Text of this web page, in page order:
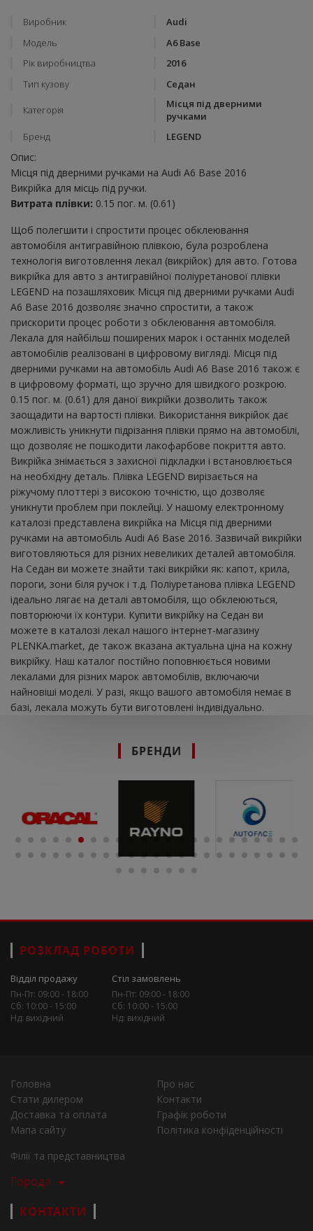
Виробник
Audi
Модель
A6 Base
Рік виробництва
2016
Тип кузову
Седан
Категорія
Місця під дверними
ручками
Бренд
LEGEND
Опис:
Місця під дверними ручками на Audi A6 Base 2016
Викрійка для місць під ручки.
Витрата плівки: 0.15 пог. м. (0.61)
Щоб полегшити і спростити процес обклеювання
автомобіля антигравійною плівкою, була розроблена
технологія виготовлення лекал (викрійок) для авто. Готова
викрійка для авто з антигравійної поліуретанової плівки
LEGEND на позашляховик Місця під дверними ручками Audi
A6 Base 2016 дозволяє значно спростити, а також
прискорити процес роботи з обклеювання автомобіля.
Лекала для найбільш поширених марок і останніх моделей
автомобілів реалізовані в цифровому вигляді. Місця під
дверними ручками на автомобіль Audi A6 Base 2016 також є
в цифровому форматі, що зручно для швидкого розкрою.
0.15 пог. м. (0.61) для даної викрійки дозволить також
заощадити на вартості плівки. Використання викрійок дає
можливість уникнути підрізання плівки прямо на автомобілі,
що дозволяє не пошкодити лакофарбове покриття авто.
Викрійка знімається з захисної підкладки і встановлюється
на необхідну деталь. Плівка LEGEND вирізається на
ріжучому плоттері з високою точністю, що дозволяє
уникнути проблем при поклейці. У нашому електронному
каталозі представлена ​​викрійка на Місця під дверними
ручками на автомобіль Audi A6 Base 2016. Зазвичай викрійки
виготовляються для різних невеликих деталей автомобіля.
На Седан ви можете знайти такі викрійки як: капот, крила,
пороги, зони біля ручок і т.д. Поліуретанова плівка LEGEND
ідеально лягає на деталі автомобіля, що обклеюються,
повторюючи їх контури. Купити викрійку на Седан ви
можете в каталозі лекал нашого інтернет-магазину
PLENKA.market, де також вказана актуальна ціна на кожну
викрійку. Наш каталог постійно поповнюється новими
лекалами для різних марок автомобілів, включаючи
найновіші моделі. У разі, якщо вашого автомобіля немає в
базі, лекала можуть бути виготовлені індивідуально.
БРЕНДИ
РОЗКЛАД РОБОТИ
Відділ продажу
Пн-Пт: 09:00 - 18:00
Сб: 10:00 - 15:00
Нд: вихідний
Стіл замовлень
Пн-Пт: 09:00 - 18:00
Сб: 10:00 - 15:00
Нд: вихідний
Головна
Про нас
Стати дилером
Контакти
Доставка та оплата
Графік роботи
Мапа сайту
Політика конфіденційності
Філії та представництва
Города
КОНТАКТИ